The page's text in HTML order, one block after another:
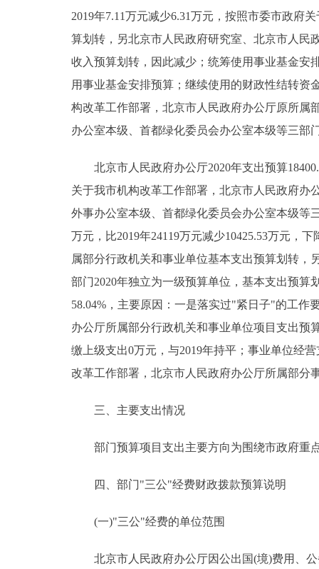
2019年7.11万元减少6.31万元，按照市委市政府
算划转，另北京市人民政府研究室、北京市人民
收入预算划转，因此减少；统筹使用事业基金安
用事业基金安排预算；继续使用的财政性结转资
构改革工作部署，北京市人民政府办公厅原所属
办公室本级、首都绿化委员会办公室本级等三部
北京市人民政府办公厅2020年支出预算
关于我市机构改革工作部署，北京市人民政府办
外事办公室本级、首都绿化委员会办公室本级等
万元，比2019年24119万元减少10425.53万元，
属部分行政机关和事业单位基本支出预算划转
部门2020年独立为一级预算单位，基本支出预算
58.04%，主要原因：一是落实过"紧日子"的工
办公厅所属部分行政机关和事业单位项目支出预
缴上级支出0万元，与2019年持平；事业单位经
改革工作部署，北京市人民政府办公厅所属部分
三、主要支出情况
部门预算项目支出主要方向为围绕市政府重
四、部门"三公"经费财政拨款预算说明
(一)"三公"经费的单位范围
北京市人民政府办公厅因公出国(境)费用、公